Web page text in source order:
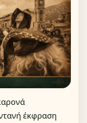
έκφραση